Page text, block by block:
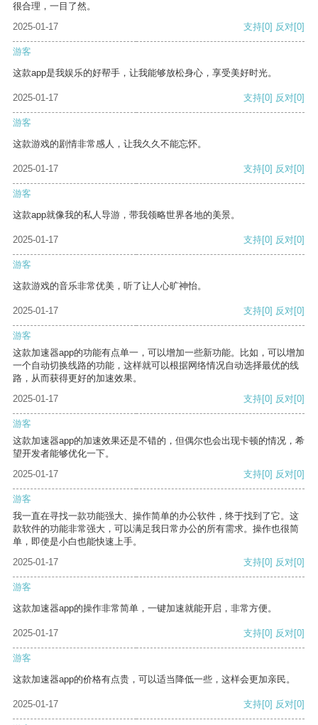
很合理，一目了然。
2025-01-17
支持[0] 反对[0]
游客
这款app是我娱乐的好帮手，让我能够放松身心，享受美好时光。
2025-01-17 支持[0] 反对[0]
游客
这款游戏的剧情非常感人，让我久久不能忘怀。
2025-01-17 支持[0] 反对[0]
游客
这款app就像我的私人导游，带我领略世界各地的美景。
2025-01-17 支持[0] 反对[0]
游客
这款游戏的音乐非常优美，听了让人心旷神怡。
2025-01-17 支持[0] 反对[0]
游客
这款加速器app的功能有点单一，可以增加一些新功能。比如，可以增加
一个自动切换线路的功能，这样就可以根据网络情况自动选择最优的线
路，从而获得更好的加速效果。
2025-01-17
支持[0] 反对[0]
游客
这款加速器app的加速效果还是不错的，但偶尔也会出现卡顿的情况，希
望开发者能够优化一下。
2025-01-17
支持[0] 反对[0]
游客
我一直在寻找一款功能强大、操作简单的办公软件，终于找到了它。这
款软件的功能非常强大，可以满足我日常办公的所有需求。操作也很简
单，即使是小白也能快速上手。
2025-01-17
支持[0] 反对[0]
游客
这款加速器app的操作非常简单，一键加速就能开启，非常方便。
2025-01-17 支持[0] 反对[0]
游客
这款加速器app的价格有点贵，可以适当降低一些，这样会更加亲民。
2025-01-17 支持[0] 反对[0]